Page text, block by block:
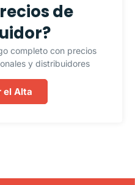
de
completo con precios
y distribuidores
el Alta